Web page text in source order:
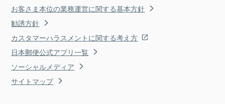
お客さま本位の業務運営に関する基本方針
勧誘方針
カスタマーハラスメントに関する考え方
日本郵便公式アプリ一覧
ソーシャルメディア
サイトマップ